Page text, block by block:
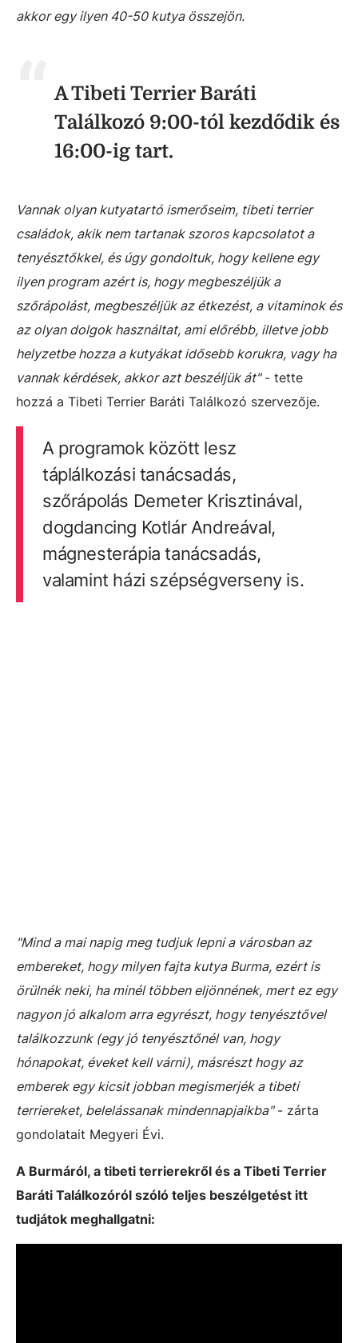
akkor egy ilyen 40-50 kutya összejön.
A Tibeti Terrier Baráti
Találkozó 9:00-tól kezdődik és
16:00-ig tart.
Vannak olyan kutyatartó ismerőseim, tibeti terrier
családok, akik nem tartanak szoros kapcsolatot a
tenyésztőkkel, és úgy gondoltuk, hogy kellene egy
ilyen program azért is, hogy megbeszéljük a
szőrápolást, megbeszéljük az étkezést, a vitaminok és
az olyan dolgok használtat, ami előrébb, illetve jobb
helyzetbe hozza a kutyákat idősebb korukra, vagy ha
vannak kérdések, akkor azt beszéljük át"- tette
hozzá a Tibeti Terrier Baráti Találkozó szervezője.
A programok között lesz
táplálkozási tanácsadás,
szőrápolás Demeter Krisztinával,
dogdancing Kotlár Andreával,
mágnesterápia tanácsadás,
valamint házi szépségverseny is.
"Mind a mai napig meg tudjuk lepni a városban az
embereket, hogy milyen fajta kutya Burma, ezért is
örülnék neki, ha minél többen eljönnének, mert ez egy
nagyon jó alkalom arra egyrészt, hogy tenyésztővel
találkozzunk (egy jó tenyésztőnél van, hogy
hónapokat, éveket kell várni), másrészt hogy az
emberek egy kicsit jobban megismerjék a tibeti
terriereket, belelássanak mindennapjaikba"- zárta
gondolatait Megyeri Évi.
A Burmáról, a tibeti terrierekről és a Tibeti Terrier
Baráti Találkozóról szóló teljes beszélgetést itt
tudjátok meghallgatni: